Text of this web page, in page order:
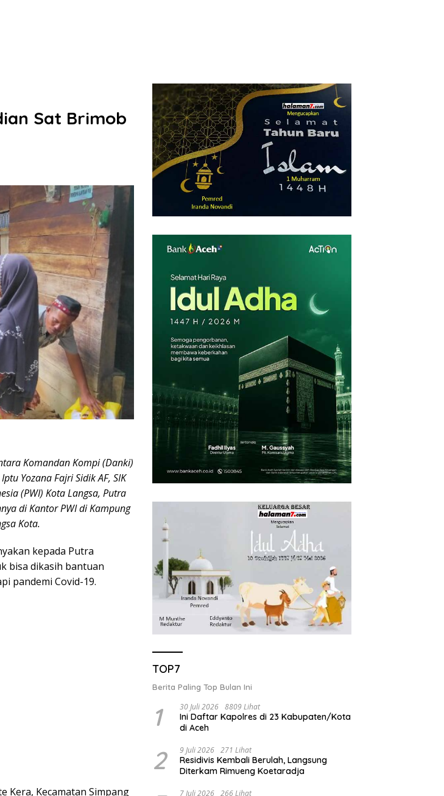
Sat Brimob
Komandan Kompi (Danki)
Yozana Fajri Sidik AF, SIK
(PWI) Kota Langsa, Putra
di Kantor PWI di Kampung
Kota.
kepada Putra
bisa dikasih bantuan
pandemi Covid-19.
Kera, Kecamatan Simpang
TOP7
Berita Paling Top Bulan Ini
1 30 Juli 2026 8809 Lihat
Ini Daftar Kapolres di 23 Kabupaten/Kota
di Aceh
2 9 Juli 2026 271 Lihat
Residivis Kembali Berulah, Langsung
Diterkam Rimueng Koetaradja
7 Juli 2026 266 Lihat